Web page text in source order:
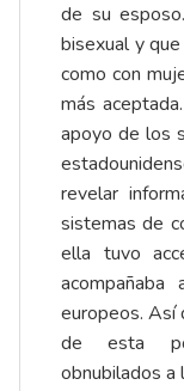
de su
bisexual y
como con
más
apoyo de los
revelar
sistemas de
ella tuvo
europeos. Así
de esta
obnubilados a